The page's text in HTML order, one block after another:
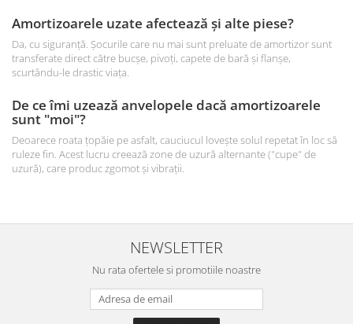
Amortizoarele uzate afectează și alte piese?
Da, cu siguranță. Șocurile care nu mai sunt preluate de amortizor sunt
transferate direct către bucșe, pivoți, capete de bară și flanșe,
scurtându-le drastic viața.
De ce îmi uzează anvelopele dacă amortizoarele
sunt "moi"?
Deoarece roata țopăie pe asfalt, cauciucul lovește solul repetat în loc să
ruleze fin. Acest lucru creează zone de uzură alternante ("cupe" de
uzură), care produc zgomot și vibrații.
NEWSLETTER
Nu rata ofertele si promotiile noastre